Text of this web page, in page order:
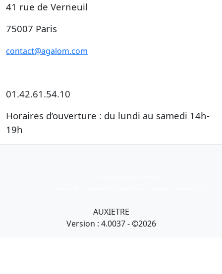
41 rue de Verneuil
75007 Paris
contact@agalom.com
01.42.61.54.10
Horaires d’ouverture : du lundi au samedi 14h-
19h
AUXIETRE
Version : 4.0037 - ©2026